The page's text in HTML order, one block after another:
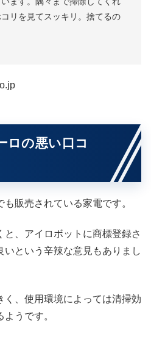
リを見てスッキリ。捨てるの
ロの悪い口コ
販売されている家電です。
と、アイロボットに商標登録さ
いという辛辣な意見もありまし
く、使用環境によっては清掃効
うです。